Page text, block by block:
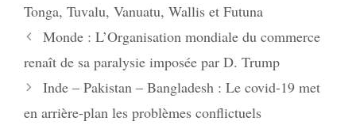
Tonga, Tuvalu, Vanuatu, Wallis et Futuna
Monde : L’Organisation mondiale du commerce
renaît de sa paralysie imposée par D. Trump
Inde – Pakistan – Bangladesh : Le covid-19 met
en arrière-plan les problèmes conflictuels